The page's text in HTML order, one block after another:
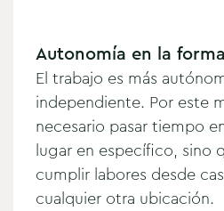
Autonomía en la
El trabajo es más
independiente. Por este
necesario pasar tiempo
lugar en específico, sino
cumplir labores desde
cualquier otra ubicación.